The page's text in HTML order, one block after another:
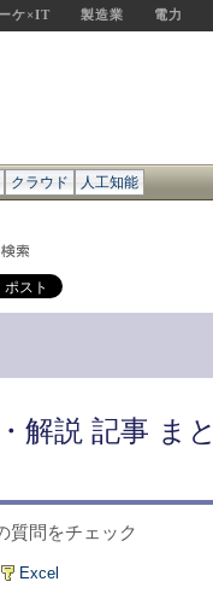
ケ×IT 製造業 電力
クラウド 人工知能
解説 記事 まと
質問をチェック
Excel